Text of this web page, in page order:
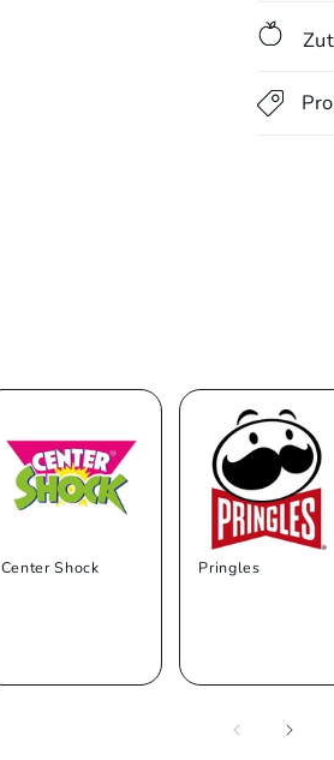
Center Shock Pringles